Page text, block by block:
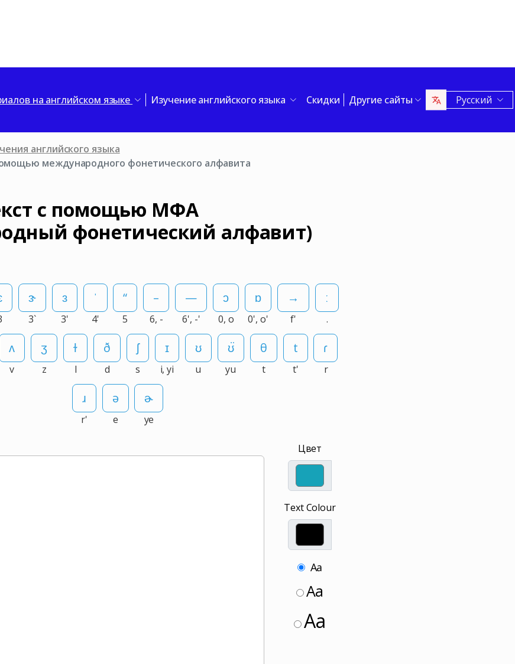
на английском языке Изучение английского языка Скидки Другие сайты Русский
английского языка
международного фонетического алфавита
с помощью МФА
фонетический алфавит)
3` 3' 4' 5 6, - 6', -' 0, o 0', o' f' .
v z l d s i, yi u yu t t' r
r' e ye
Цвет
Text Colour
Aa
Aa
Aa